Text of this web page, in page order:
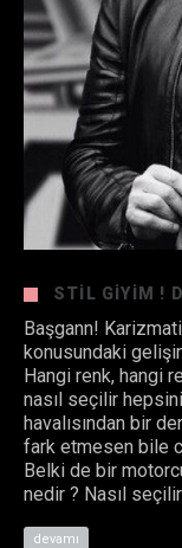
STIL GIYIM !
Başgann!
konusundaki
Hangi renk, hangi
nasıl seçilir
havalısından bir
fark etmesen bile
Belki de bir
nedir ? Nasıl
devamı